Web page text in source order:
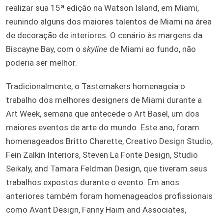
realizar sua 15ª edição na Watson Island, em Miami,
reunindo alguns dos maiores talentos de Miami na área
de decoração de interiores. O cenário às margens da
Biscayne Bay, com o skyline de Miami ao fundo, não
poderia ser melhor.
Tradicionalmente, o Tastemakers homenageia o
trabalho dos melhores designers de Miami durante a
Art Week, semana que antecede o Art Basel, um dos
maiores eventos de arte do mundo. Este ano, foram
homenageados Britto Charette, Creativo Design Studio,
Fein Zalkin Interiors, Steven La Fonte Design, Studio
Seikaly, and Tamara Feldman Design, que tiveram seus
trabalhos expostos durante o evento. Em anos
anteriores também foram homenageados profissionais
como Avant Design, Fanny Haim and Associates,